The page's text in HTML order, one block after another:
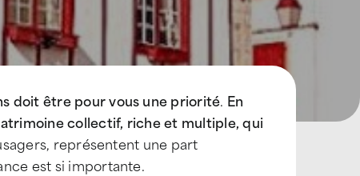
doit être pour vous une priorité. En
collectif, riche et multiple, qui
représentent une part
est si importante.